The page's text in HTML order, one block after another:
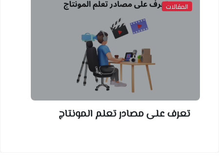
المقالات
تعرف على مصادر تعلم المونتاج